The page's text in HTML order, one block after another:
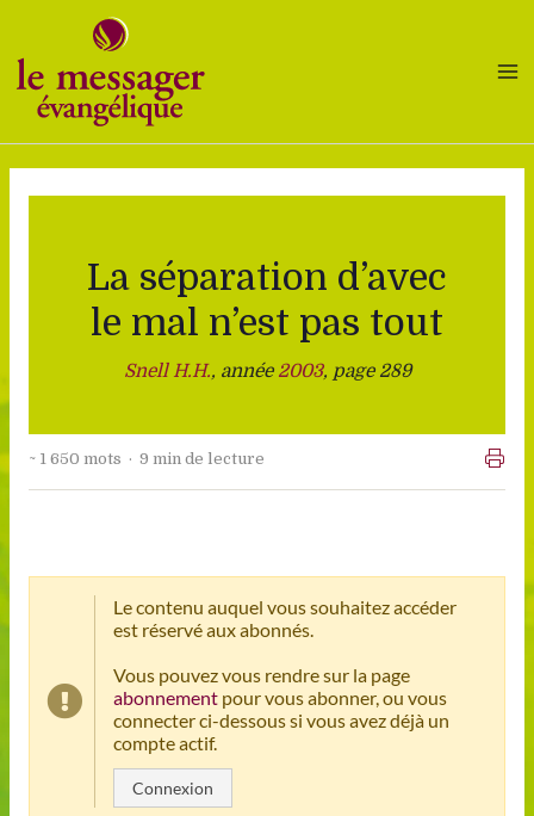
contenu
La séparation d’avec
le mal n’est pas tout
Snell H.H., année 2003, page 289
~ 1 650 mots · 9 min de lecture
Le contenu auquel vous souhaitez accéder
est réservé aux abonnés.
Vous pouvez vous rendre sur la page
abonnementpour vous abonner, ou vous
connecter ci-dessous si vous avez déjà un
compte actif.
Connexion